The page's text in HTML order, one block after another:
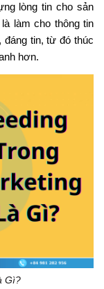
lòng tin cho sản
làm cho thông tin
đáng tin, từ đó thúc
hơn.
Gì?